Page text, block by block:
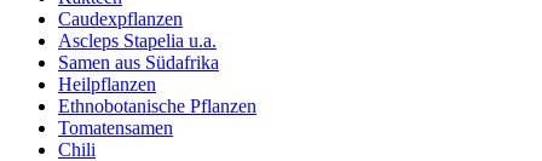
Caudexpflanzen
Ascleps Stapelia u.a.
Samen aus Südafrika
Heilpflanzen
Ethnobotanische Pflanzen
Tomatensamen
Chili